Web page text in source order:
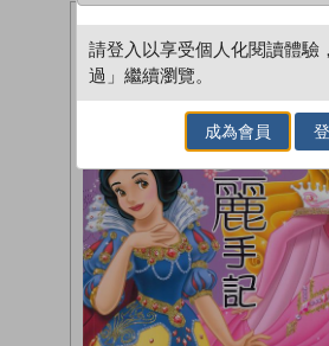
請登入以享受個人化閱讀體驗
過」繼續瀏覽。
成為會員